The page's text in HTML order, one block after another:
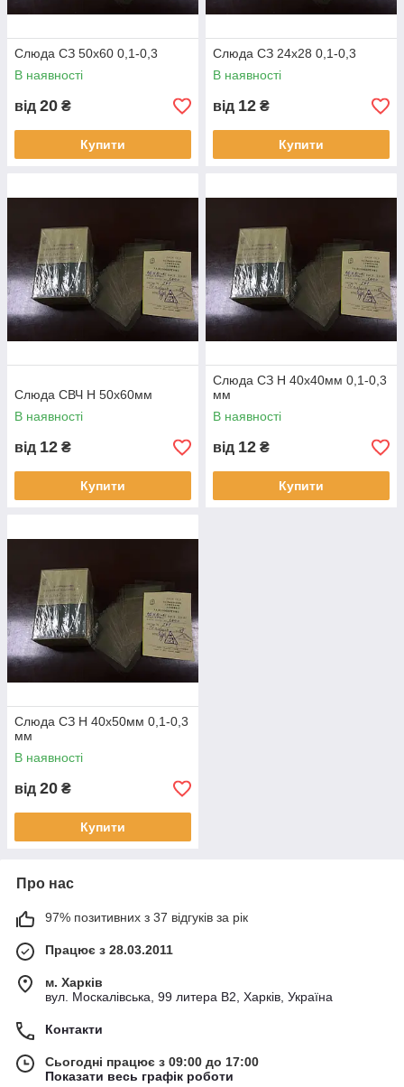
Слюда СЗ 50х60 0,1-0,3
В наявності
від 20 ₴
Купити
Слюда СЗ 24х28 0,1-0,3
В наявності
від 12 ₴
Купити
Слюда СВЧ Н 50х60мм
В наявності
від 12 ₴
Купити
Слюда СЗ Н 40х40мм 0,1-0,3
мм
В наявності
від 12 ₴
Купити
Слюда СЗ Н 40х50мм 0,1-0,3
мм
В наявності
від 20 ₴
Купити
Про нас
97% позитивних з 37 відгуків за рік
Працює з 28.03.2011
м. Харків
вул. Москалівська, 99 литера В2, Харків, Україна
Контакти
Сьогодні працює з 09:00 до 17:00
Показати весь графік роботи